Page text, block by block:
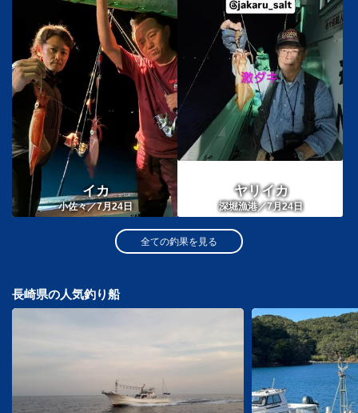
イカ
小佐々／7月24日
ヤリイカ
深堀漁港／7月24日
全ての釣果を見る
長崎県の人気釣り船